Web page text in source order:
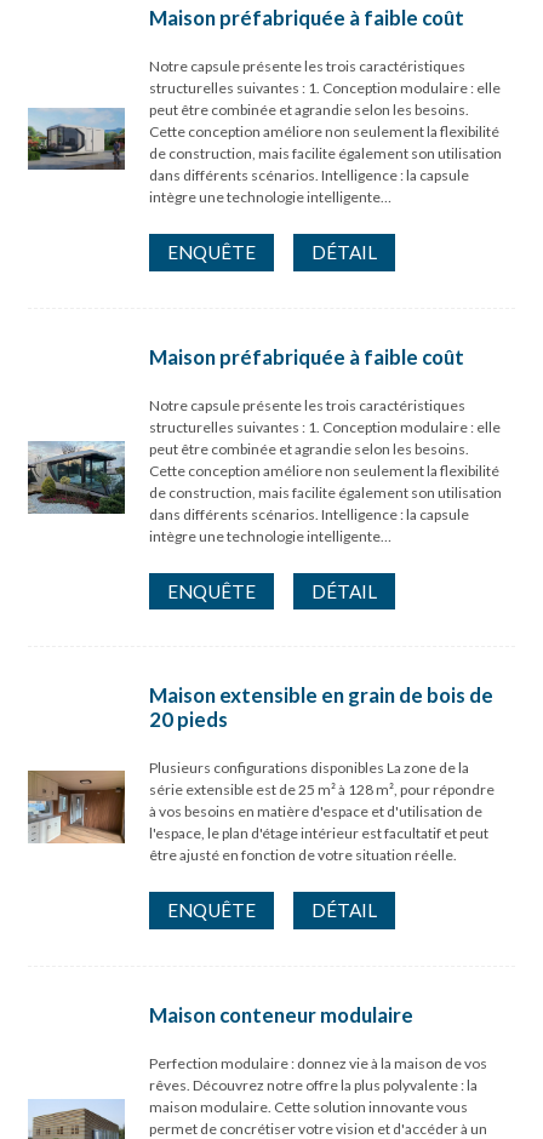
Maison préfabriquée à faible coût
Notre capsule présente les trois caractéristiques
structurelles suivantes : 1. Conception modulaire : elle
peut être combinée et agrandie selon les besoins.
Cette conception améliore non seulement la flexibilité
de construction, mais facilite également son utilisation
dans différents scénarios. Intelligence : la capsule
intègre une technologie intelligente…
ENQUÊTE DÉTAIL
Maison préfabriquée à faible coût
Notre capsule présente les trois caractéristiques
structurelles suivantes : 1. Conception modulaire : elle
peut être combinée et agrandie selon les besoins.
Cette conception améliore non seulement la flexibilité
de construction, mais facilite également son utilisation
dans différents scénarios. Intelligence : la capsule
intègre une technologie intelligente…
ENQUÊTE DÉTAIL
Maison extensible en grain de bois de
20 pieds
Plusieurs configurations disponibles La zone de la
série extensible est de 25 m² à 128 m², pour répondre
à vos besoins en matière d'espace et d'utilisation de
l'espace, le plan d'étage intérieur est facultatif et peut
être ajusté en fonction de votre situation réelle.
ENQUÊTE DÉTAIL
Maison conteneur modulaire
Perfection modulaire : donnez vie à la maison de vos
rêves. Découvrez notre offre la plus polyvalente : la
maison modulaire. Cette solution innovante vous
permet de concrétiser votre vision et d'accéder à un